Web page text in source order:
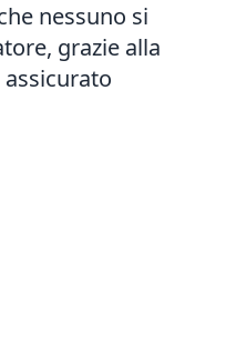
nessuno si
grazie alla